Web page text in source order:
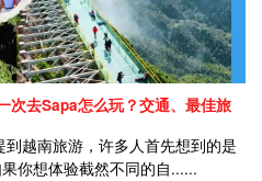
次去Sapa怎么玩？交通、最佳旅
越南旅游，许多人首先想到的是
你想体验截然不同的自......